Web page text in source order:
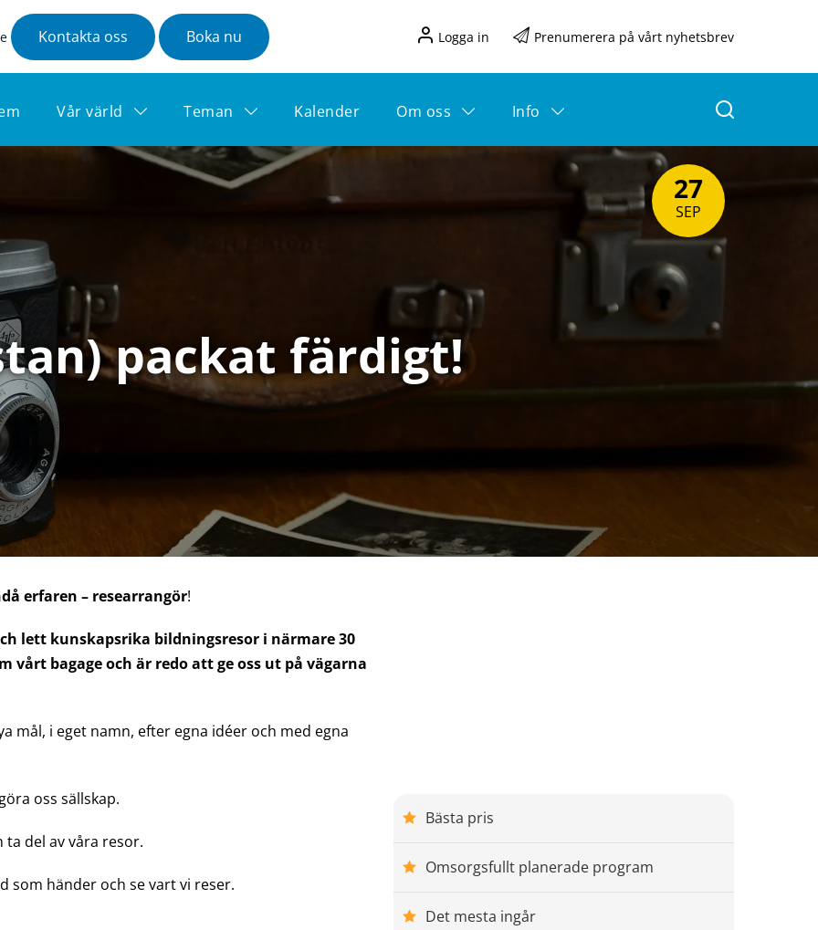
Kontakta oss Boka nu Logga in Prenumerera på vårt nyhetsbrev
Vår värld Teman Kalender Om oss Info
27
SEP
packat färdigt!
erfaren – researrangör!
lett kunskapsrika bildningsresor i närmare 30
vårt bagage och är redo att ge oss ut på vägarna
mål, i eget namn, efter egna idéer och med egna
oss sällskap.
del av våra resor.
som händer och se vart vi reser.
Bästa pris
Omsorgsfullt planerade program
Det mesta ingår